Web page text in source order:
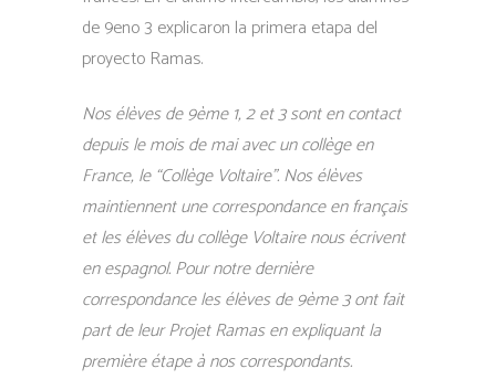
de 9eno 3 explicaron la primera etapa del
proyecto Ramas.
Nos élèves de 9ème 1, 2 et 3 sont en contact
depuis le mois de mai avec un collège en
France, le “Collège Voltaire”. Nos élèves
maintiennent une correspondance en français
et les élèves du collège Voltaire nous écrivent
en espagnol. Pour notre dernière
correspondance les élèves de 9ème 3 ont fait
part de leur Projet Ramas en expliquant la
première étape à nos correspondants.